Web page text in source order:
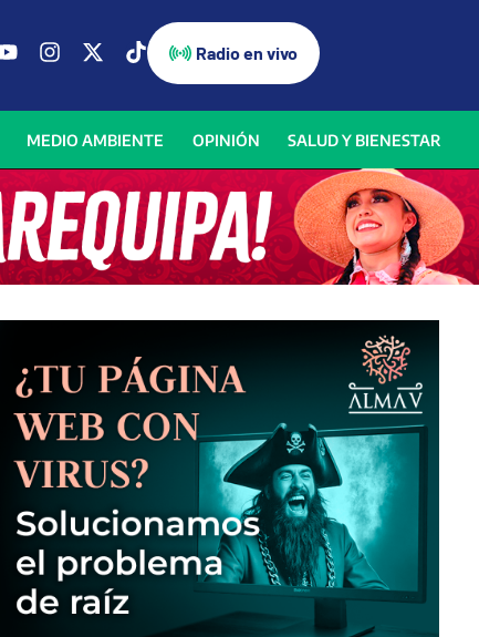
Radio en vivo
MEDIO AMBIENTE OPINIÓN SALUD Y BIENESTAR